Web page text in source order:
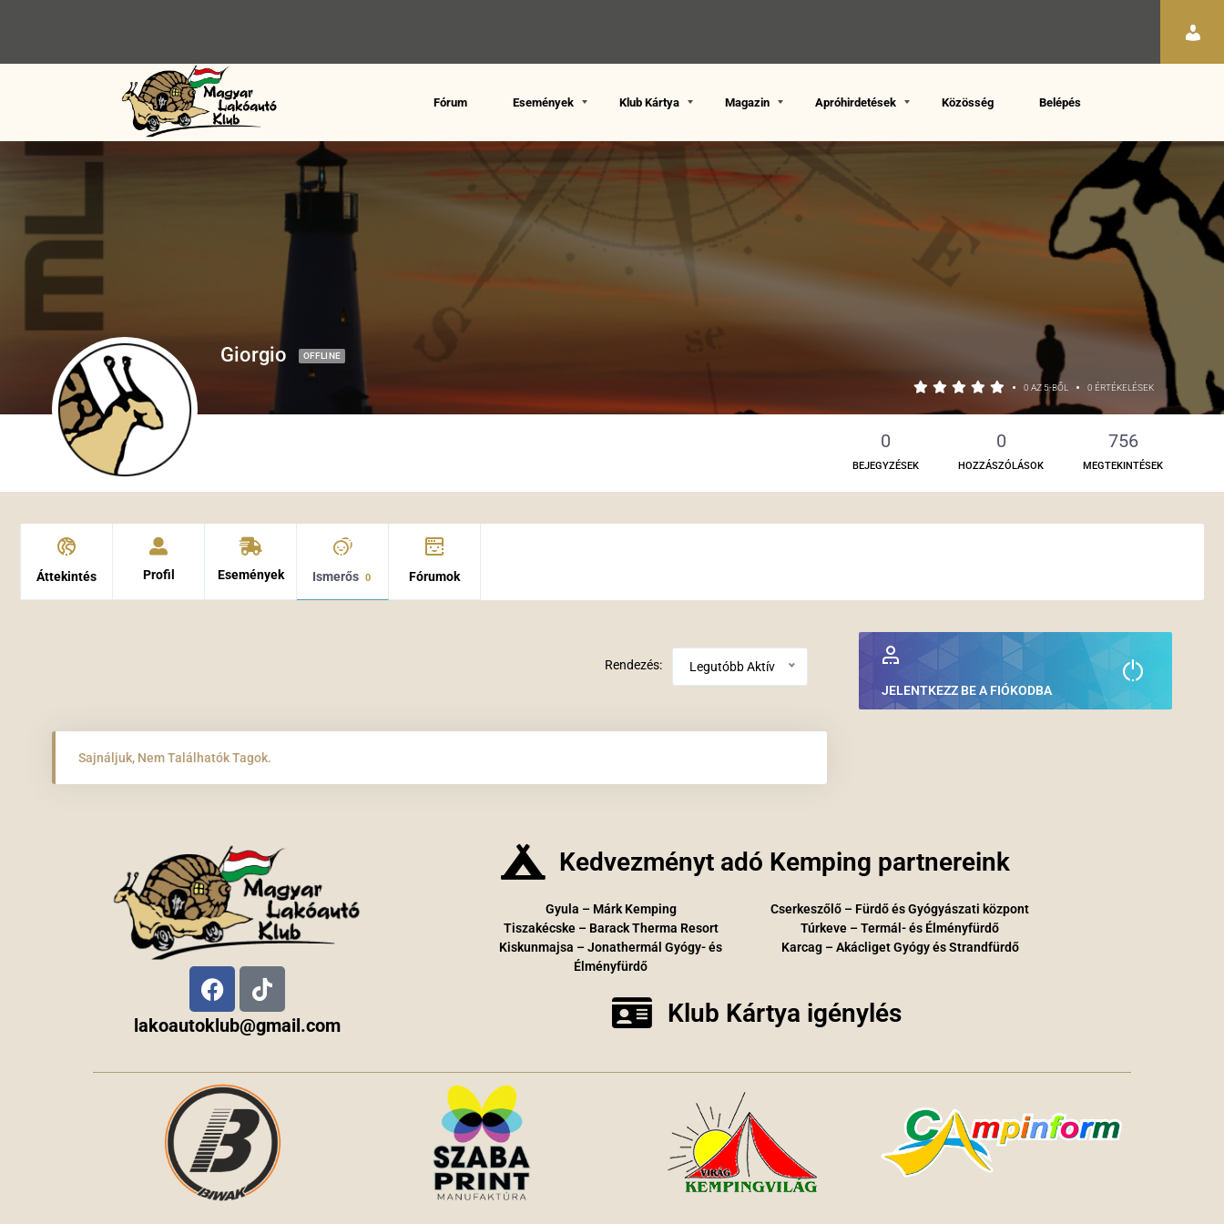
Fórum Események Klub Kártya Magazin Apróhirdetések Közösség Belépés
Giorgio OFFLINE
• 0 AZ 5-BŐL • 0 ÉRTÉKELÉSEK
0
BEJEGYZÉSEK
0
HOZZÁSZÓLÁSOK
756
MEGTEKINTÉSEK
Áttekintés Profil Események Ismerős 0 Fórumok
Rendezés: Legutóbb Aktív
Sajnáljuk, Nem Találhatók Tagok.
JELENTKEZZ BE A FIÓKODBA
lakoautoklub@gmail.com
Kedvezményt adó Kemping partnereink
Gyula – Márk Kemping
Tiszakécske – Barack Therma Resort
Kiskunmajsa – Jonathermál Gyógy- és
Élményfürdő
Cserkeszőlő – Fürdő és Gyógyászati központ
Túrkeve – Termál- és Élményfürdő
Karcag – Akácliget Gyógy és Strandfürdő
Klub Kártya igénylés